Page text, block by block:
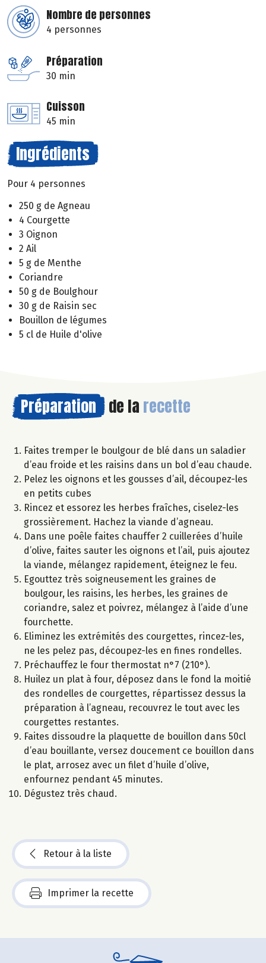
Nombre de personnes
4 personnes
Préparation
30 min
Cuisson
45 min
Ingrédients
Pour 4 personnes
250 g de Agneau
4 Courgette
3 Oignon
2 Ail
5 g de Menthe
Coriandre
50 g de Boulghour
30 g de Raisin sec
Bouillon de légumes
5 cl de Huile d'olive
Préparation de la recette
Faites tremper le boulgour de blé dans un saladier
d’eau froide et les raisins dans un bol d’eau chaude.
Pelez les oignons et les gousses d’ail, découpez-les
en petits cubes
Rincez et essorez les herbes fraîches, ciselez-les
grossièrement. Hachez la viande d’agneau.
Dans une poêle faites chauffer 2 cuillerées d’huile
d’olive, faites sauter les oignons et l’ail, puis ajoutez
la viande, mélangez rapidement, éteignez le feu.
Egouttez très soigneusement les graines de
boulgour, les raisins, les herbes, les graines de
coriandre, salez et poivrez, mélangez à l’aide d’une
fourchette.
Eliminez les extrémités des courgettes, rincez-les,
ne les pelez pas, découpez-les en fines rondelles.
Préchauffez le four thermostat n°7 (210°).
Huilez un plat à four, déposez dans le fond la moitié
des rondelles de courgettes, répartissez dessus la
préparation à l’agneau, recouvrez le tout avec les
courgettes restantes.
Faites dissoudre la plaquette de bouillon dans 50cl
d’eau bouillante, versez doucement ce bouillon dans
le plat, arrosez avec un filet d’huile d’olive,
enfournez pendant 45 minutes.
Dégustez très chaud.
Retour à la liste
Imprimer la recette